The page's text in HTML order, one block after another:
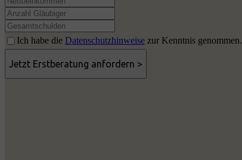
Ich habe die Datenschutzhinweise zur Kenntnis genommen.